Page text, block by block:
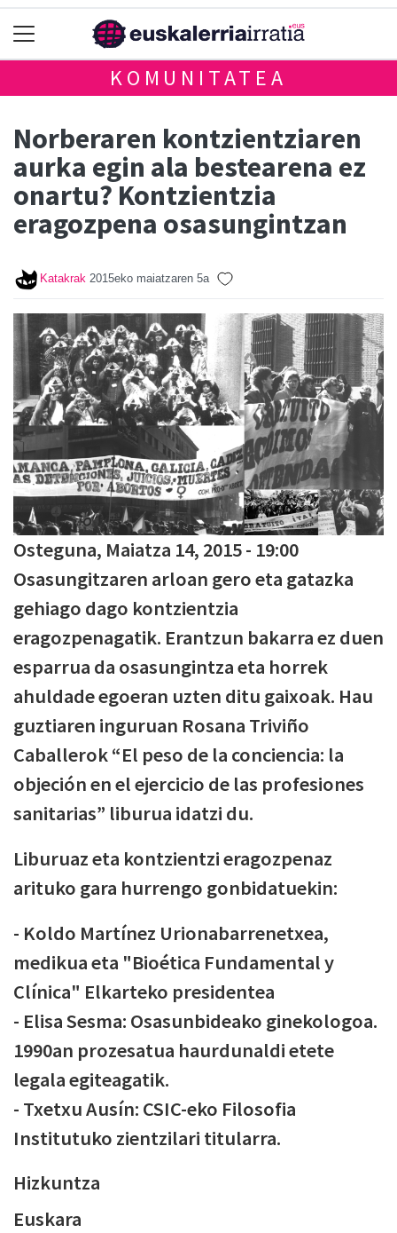
KOMUNITATEA
Norberaren kontzientziaren
aurka egin ala bestearena ez
onartu? Kontzientzia
eragozpena osasungintzan
Katakrak 2015eko maiatzaren 5a
Osteguna, Maiatza 14, 2015 - 19:00
Osasungitzaren arloan gero eta gatazka
gehiago dago kontzientzia
eragozpenagatik. Erantzun bakarra ez duen
esparrua da osasungintza eta horrek
ahuldade egoeran uzten ditu gaixoak. Hau
guztiaren inguruan Rosana Triviño
Caballerok “El peso de la conciencia: la
objeción en el ejercicio de las profesiones
sanitarias” liburua idatzi du.
Liburuaz eta kontzientzi eragozpenaz
arituko gara hurrengo gonbidatuekin:
- Koldo Martínez Urionabarrenetxea,
medikua eta "Bioética Fundamental y
Clínica" Elkarteko presidentea
- Elisa Sesma: Osasunbideako ginekologoa.
1990an prozesatua haurdunaldi etete
legala egiteagatik.
- Txetxu Ausín: CSIC-eko Filosofia
Institutuko zientzilari titularra.
Hizkuntza
Euskara